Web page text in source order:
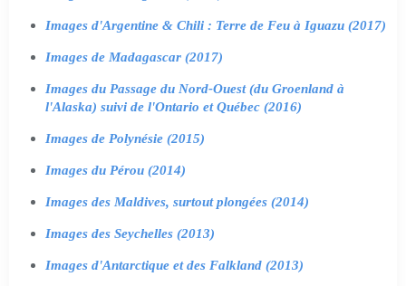
Images d'Argentine & Chili : Terre de Feu à Iguazu (2017)
Images de Madagascar (2017)
Images du Passage du Nord-Ouest (du Groenland à
l'Alaska) suivi de l'Ontario et Québec (2016)
Images de Polynésie (2015)
Images du Pérou (2014)
Images des Maldives, surtout plongées (2014)
Images des Seychelles (2013)
Images d'Antarctique et des Falkland (2013)